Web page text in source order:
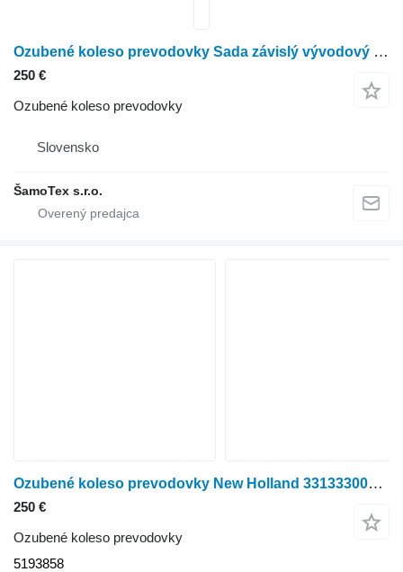
Ozubené koleso prevodovky Sada závislý vývodový hriadeľ - kardan cez rýchlos na kolesového traktora Zetor Crystal
250 €
Ozubené koleso prevodovky
Slovensko
ŠamoTex s.r.o.
Ozubené koleso prevodovky New Holland 331333000-WET DIFF & 4WD ENGAGE CLT 5193858 na kolesového traktora New Holland
250 €
Ozubené koleso prevodovky
5193858